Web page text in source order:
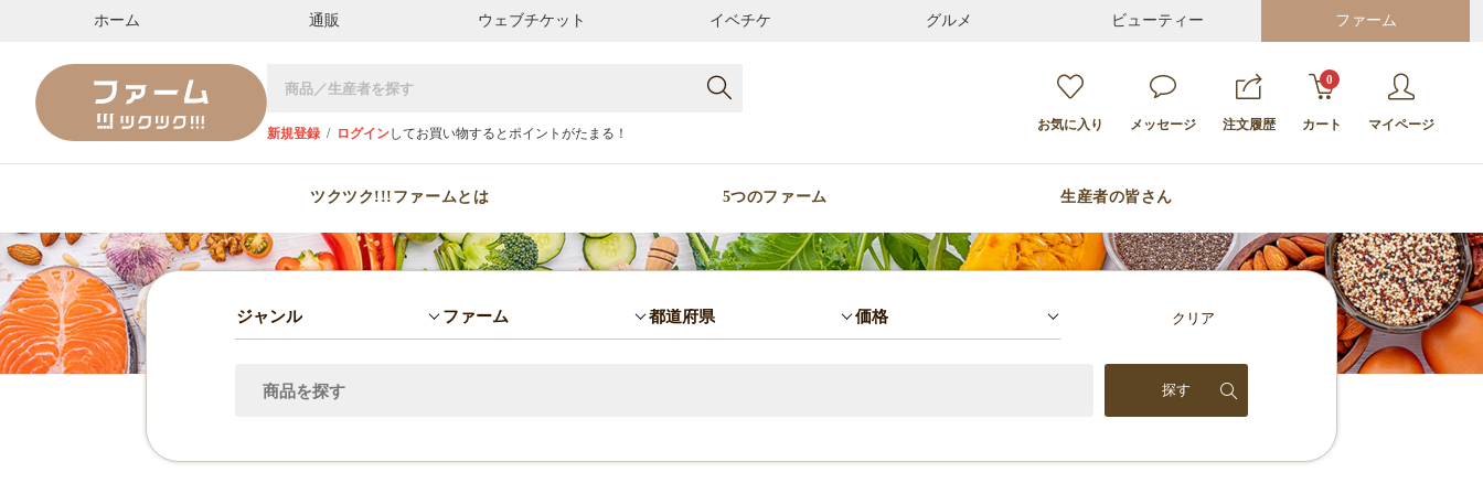
ホーム 通販 ウェブチケット イベチケ グルメ ビューティー ファーム
新規登録 / ログインしてお買い物するとポイントがたまる！
お気に入り メッセージ 注文履歴
0
カート マイページ
ツクツク!!!ファームとは 5つのファーム 生産者の皆さん
ジャンル ファーム 都道府県 価格 クリア